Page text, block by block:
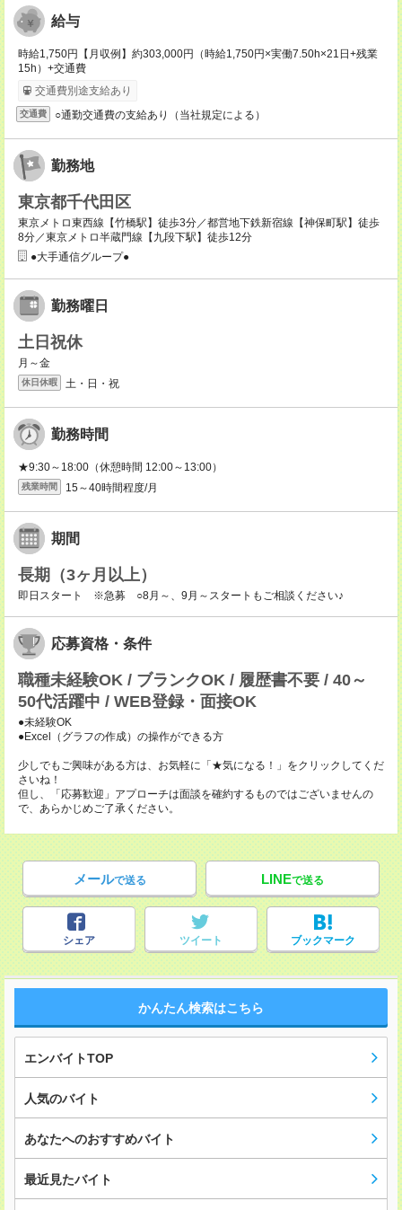
給与
時給1,750円【月収例】約303,000円（時給1,750円×実働7.50h×21日+残業
15h）+交通費
交通費別途支給あり
交通費 ○通勤交通費の支給あり（当社規定による）
勤務地
東京都千代田区
東京メトロ東西線【竹橋駅】徒歩3分／都営地下鉄新宿線【神保町駅】徒歩
8分／東京メトロ半蔵門線【九段下駅】徒歩12分
●大手通信グループ●
勤務曜日
土日祝休
月～金
休日休暇 土・日・祝
勤務時間
★9:30～18:00（休憩時間 12:00～13:00）
残業時間 15～40時間程度/月
期間
長期（3ヶ月以上）
即日スタート ※急募 ○8月～、9月～スタートもご相談ください♪
応募資格・条件
職種未経験OK / ブランクOK / 履歴書不要 / 40～
50代活躍中 / WEB登録・面接OK
●未経験OK
●Excel（グラフの作成）の操作ができる方
少しでもご興味がある方は、お気軽に「★気になる！」をクリックしてくだ
さいね！
但し、「応募歓迎」アプローチは面談を確約するものではございませんの
で、あらかじめご了承ください。
メールで送る LINEで送る
シェア ツイート ブックマーク
かんたん検索はこちら
エンバイトTOP
人気のバイト
あなたへのおすすめバイト
最近見たバイト